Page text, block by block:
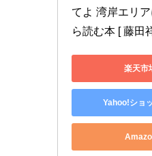
てよ 湾岸エリ
ら読む本 [ 藤田
楽天市
Yahoo!ショ